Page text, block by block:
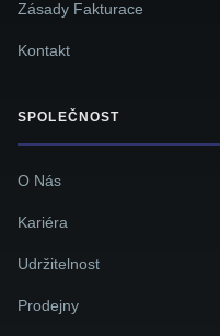
Zásady Fakturace
Kontakt
SPOLEČNOST
O Nás
Kariéra
Udržitelnost
Prodejny